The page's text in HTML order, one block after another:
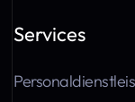
Services